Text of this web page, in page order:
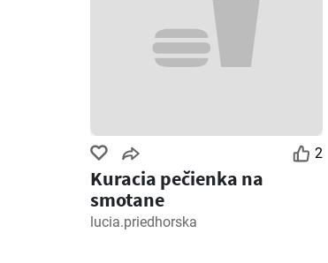
2
Kuracia pečienka na
smotane
lucia.priedhorska